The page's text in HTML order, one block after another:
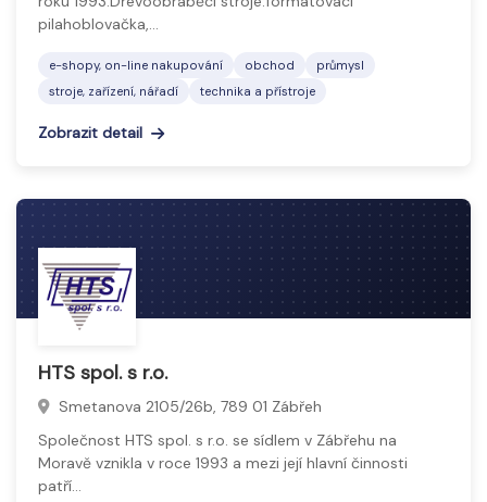
pilahoblovačka,…
e-shopy, on-line nakupování obchod
průmysl
stroje, zařízení, nářadí
technika a přístroje
Zobrazit detail
HTS spol. s r.o.
Smetanova 2105/26b, 789 01 Zábřeh
Společnost HTS spol. s r.o. se sídlem v Zábřehu na
Moravě vznikla v roce 1993 a mezi její hlavní činnosti
patří…